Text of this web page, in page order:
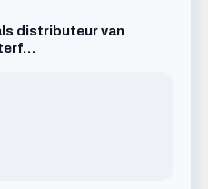
distributeur van